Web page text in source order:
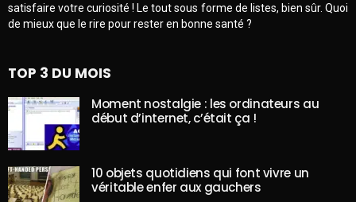
satisfaire votre curiosité ! Le tout sous forme de listes, bien sûr. Quoi
de mieux que le rire pour rester en bonne santé ?
TOP 3 DU MOIS
Moment nostalgie : les ordinateurs au
début d’internet, c’était ça !
10 objets quotidiens qui font vivre un
véritable enfer aux gauchers